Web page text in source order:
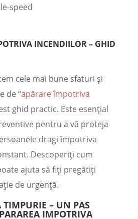
INCENDIILOR – GHID
cele mai bune sfaturi și
de “apărare împotriva
ghid practic. Este esențial
pentru a vă proteja
dragi împotriva
Descoperiți cum
ajuta să fiți pregătiți
de urgență.
TIMPURIE – UN PAS
IMPOTRIVA